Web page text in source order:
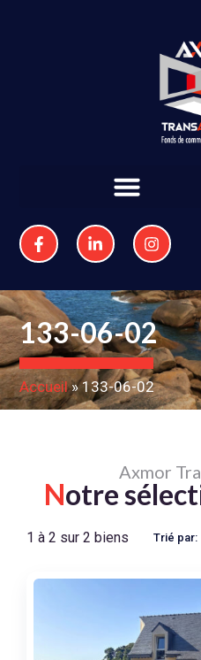
133-06-02
Accueil»133-06-02
Axmor
Notre
1 à 2 sur 2 biens Trié par: